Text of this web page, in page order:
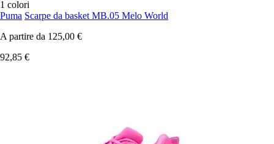
1 colori
Puma Scarpe da basket MB.05 Melo World
A partire da 125,00 €
92,85 €